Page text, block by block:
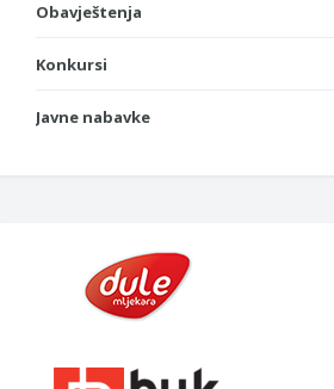
Obavještenja
Konkursi
Javne nabavke